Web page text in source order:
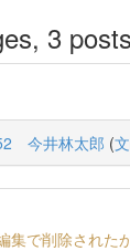
3
今井林太郎 (
集で削除された